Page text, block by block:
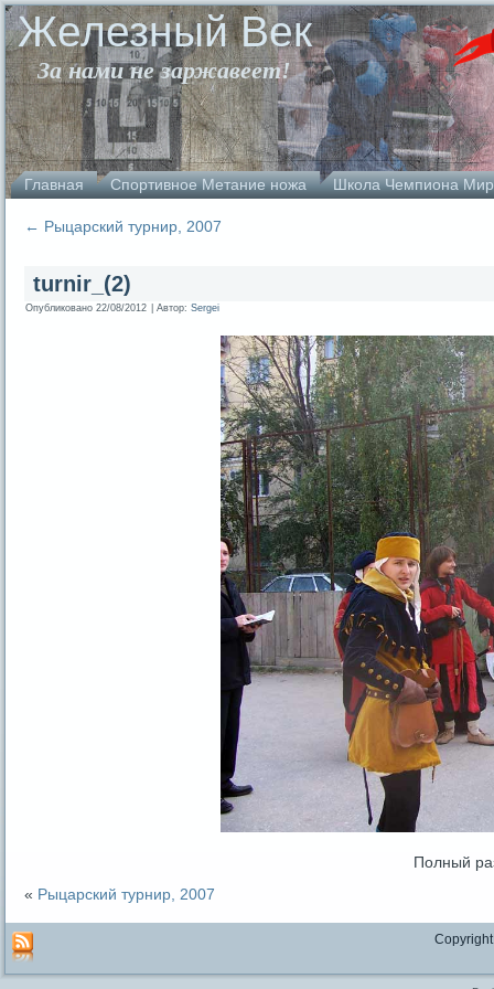
Железный Век
За нами не заржавеет!
Главная Спортивное Метание ножа Школа Чемпиона
← Рыцарский турнир, 2007
turnir_(2)
Опубликовано 22/08/2012 Автор: Sergei
Полный
« Рыцарский турнир, 2007